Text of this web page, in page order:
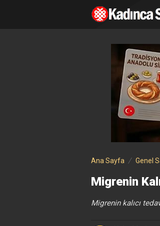
Ana Sayfa Genel
Migrenin
Migrenin kalıcı